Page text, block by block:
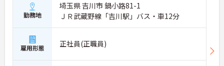
勤務地
埼玉県 吉川市 鍋小路81-1
ＪＲ武蔵野線「吉川駅」バス・車12分
雇用形態 正社員(正職員)